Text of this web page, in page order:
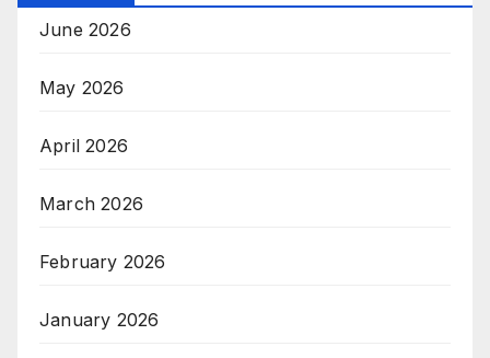
June 2026
May 2026
April 2026
March 2026
February 2026
January 2026